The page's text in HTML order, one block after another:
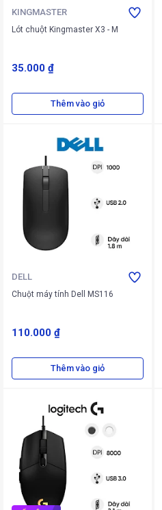
KINGMASTER
Lót chuột Kingmaster X3 - M
35.000 ₫
Thêm vào giỏ
DELL
Chuột máy tính Dell MS116
110.000 ₫
Thêm vào giỏ